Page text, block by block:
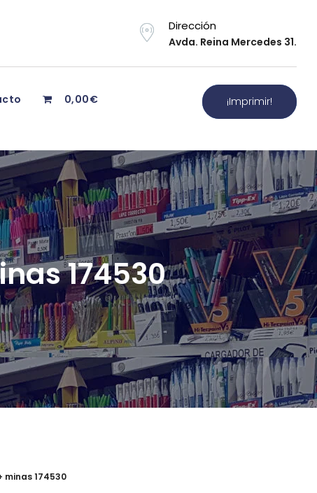
Dirección
Avda. Reina Mercedes 31.
0,00€ ¡Imprimir!
174530
174530